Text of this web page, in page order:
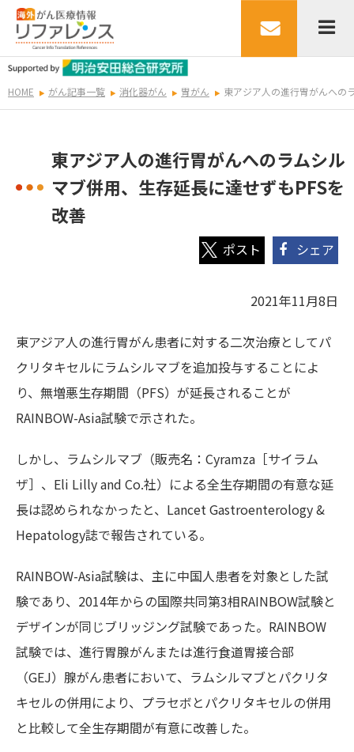
HOME がん記事一覧 消化器がん 胃がん 東アジア人の進行胃がんへの
東アジア人の進行胃がんへのラムシル
マブ併用、生存延長に達せずもPFSを
改善
シェア
2021年11月8日
東アジア人の進行胃がん患者に対する二次治療としてパ
クリタキセルにラムシルマブを追加投与することによ
り、無増悪生存期間（PFS）が延長されることが
RAINBOW-Asia試験で示された。
しかし、ラムシルマブ（販売名：Cyramza［サイラム
ザ］、Eli Lilly and Co.社）による全生存期間の有意な延
長は認められなかったと、Lancet Gastroenterology &
Hepatology誌で報告されている。
RAINBOW-Asia試験は、主に中国人患者を対象とした試
験であり、2014年からの国際共同第3相RAINBOW試験と
デザインが同じブリッジング試験であった。RAINBOW
試験では、進行胃腺がんまたは進行食道胃接合部
（GEJ）腺がん患者において、ラムシルマブとパクリタ
キセルの併用により、プラセボとパクリタキセルの併用
と比較して全生存期間が有意に改善した。